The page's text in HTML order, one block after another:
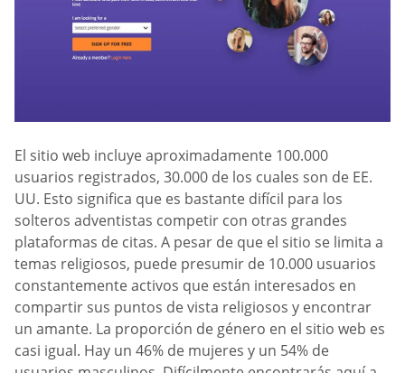
El sitio web incluye aproximadamente 100.000
usuarios registrados, 30.000 de los cuales son de EE.
UU. Esto significa que es bastante difícil para los
solteros adventistas competir con otras grandes
plataformas de citas. A pesar de que el sitio se limita a
temas religiosos, puede presumir de 10.000 usuarios
constantemente activos que están interesados en
compartir sus puntos de vista religiosos y encontrar
un amante. La proporción de género en el sitio web es
casi igual. Hay un 46% de mujeres y un 54% de